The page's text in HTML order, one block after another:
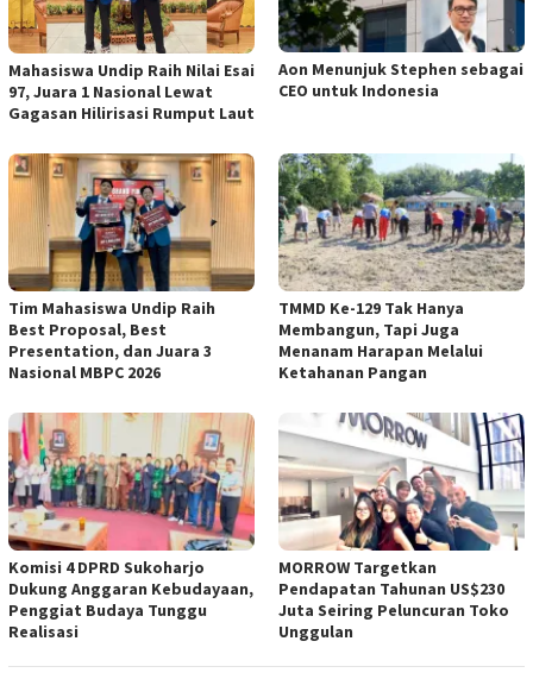
Mahasiswa Undip Raih Nilai Esai
97, Juara 1 Nasional Lewat
Gagasan Hilirisasi Rumput Laut
Aon Menunjuk Stephen sebagai
CEO untuk Indonesia
Tim Mahasiswa Undip Raih
Best Proposal, Best
Presentation, dan Juara 3
Nasional MBPC 2026
TMMD Ke-129 Tak Hanya
Membangun, Tapi Juga
Menanam Harapan Melalui
Ketahanan Pangan
Komisi 4 DPRD Sukoharjo
Dukung Anggaran Kebudayaan,
Penggiat Budaya Tunggu
Realisasi
MORROW Targetkan
Pendapatan Tahunan US$230
Juta Seiring Peluncuran Toko
Unggulan